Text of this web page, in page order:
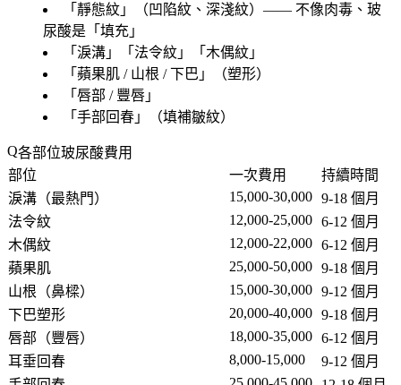
「 靜態紋 」（凹陷紋、深淺紋）—— 不像肉毒、玻
尿酸是「 填充 」
「 淚溝 」「 法令紋 」「 木偶紋 」
「 蘋果肌 / 山根 / 下巴 」（塑形）
「 唇部 / 豐唇 」
「 手部回春 」（填補皺紋）
各部位玻尿酸費用
部位
一次費用
持續時間
淚溝 （最熱門） 15,000-30,000 9-18 個月
法令紋
12,000-25,000 6-12 個月
木偶紋
12,000-22,000 6-12 個月
蘋果肌
25,000-50,000 9-18 個月
山根 （鼻樑） 15,000-30,000 9-12 個月
下巴塑形
20,000-40,000 9-18 個月
唇部 （豐唇） 18,000-35,000 6-12 個月
耳垂回春
8,000-15,000
9-12 個月